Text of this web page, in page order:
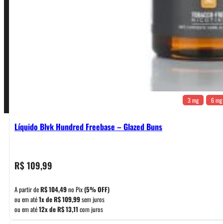
3 mg 6 mg
Líquido Blvk Hundred Freebase – Glazed Buns
R$109,99
A partir deR$104,49no Pix(5% OFF)
ou em até1x deR$109,99sem juros
ou em até12x deR$13,11 com juros